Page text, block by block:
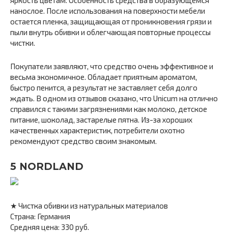
нанослое. После использования на поверхности мебели
остается пленка, защищающая от проникновения грязи и
пыли внутрь обивки и облегчающая повторные процессы
чистки.
Покупатели заявляют, что средство очень эффективное и
весьма экономичное. Обладает приятным ароматом,
быстро пенится, а результат не заставляет себя долго
ждать. В одном из отзывов сказано, что Unicum на отлично
справился с такими загрязнениями как молоко, детское
питание, шоколад, застарелые пятна. Из-за хороших
качественных характеристик, потребители охотно
рекомендуют средство своим знакомым.
5 NORDLAND
★ Чистка обивки из натуральных материалов
Страна: Германия
Средняя цена: 330 руб.